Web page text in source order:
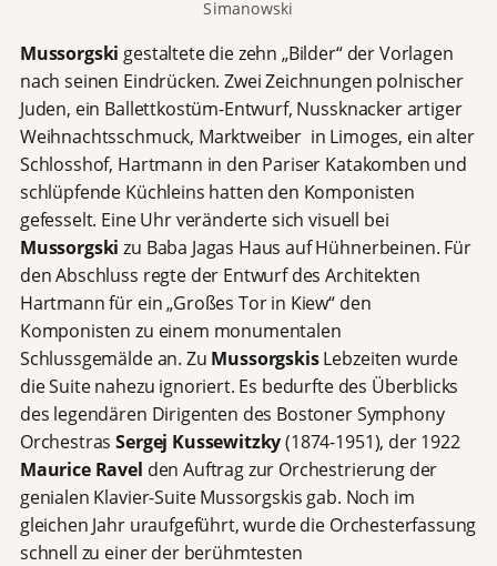
Simanowski
Mussorgski gestaltete die zehn „Bilder“ der Vorlagen
nach seinen Eindrücken. Zwei Zeichnungen polnischer
Juden, ein Ballettkostüm-Entwurf, Nussknacker artiger
Weihnachtsschmuck, Marktweiber in Limoges, ein alter
Schlosshof, Hartmann in den Pariser Katakomben und
schlüpfende Küchleins hatten den Komponisten
gefesselt. Eine Uhr veränderte sich visuell bei
Mussorgski zu Baba Jagas Haus auf Hühnerbeinen. Für
den Abschluss regte der Entwurf des Architekten
Hartmann für ein „Großes Tor in Kiew“ den
Komponisten zu einem monumentalen
Schlussgemälde an. Zu MussorgskisLebzeiten wurde
die Suite nahezu ignoriert. Es bedurfte des Überblicks
des legendären Dirigenten des Bostoner Symphony
OrchestrasSergej Kussewitzky(1874-1951), der 1922
Maurice Ravel den Auftrag zur Orchestrierung der
genialen Klavier-Suite Mussorgskis gab. Noch im
gleichen Jahr uraufgeführt, wurde die Orchesterfassung
schnell zu einer der berühmtesten